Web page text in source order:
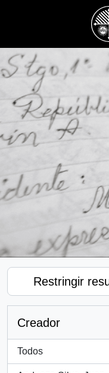
Restringir
Creador
Todos